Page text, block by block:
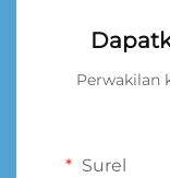
Perwakilan
Surel